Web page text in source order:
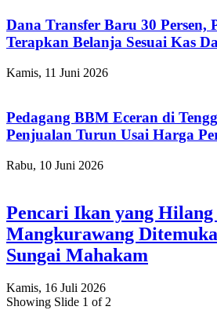
Dana Transfer Baru 30 Persen,
Terapkan Belanja Sesuai Kas
Kamis, 11 Juni 2026
Pedagang BBM Eceran di
Penjualan Turun Usai Harga
Rabu, 10 Juni 2026
Pencari Ikan yang Hilang
Mangkurawang
Sungai Mahakam
Kamis, 16 Juli 2026
Showing Slide 1 of 2